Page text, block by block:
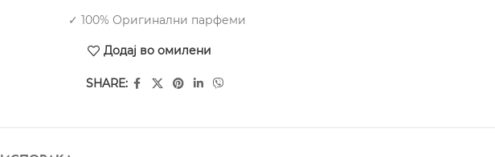
✓ 100% Оригинални парфеми
Додај во омилени
SHARE: